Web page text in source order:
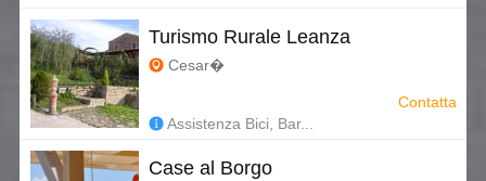
Turismo Rurale Leanza
Cesar�
Assistenza Bici, Bar...
Contatta
Case al Borgo